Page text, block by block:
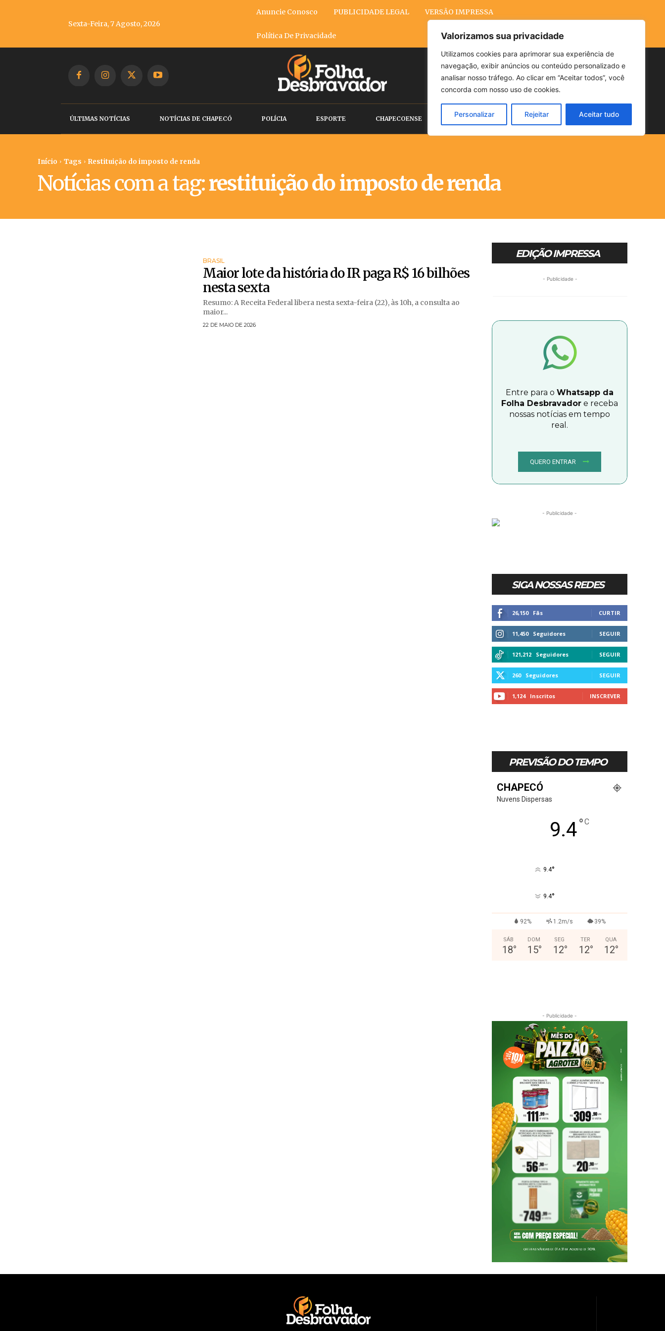
Valorizamos sua privacidade
Utilizamos cookies para aprimorar sua experiência de
navegação, exibir anúncios ou conteúdo personalizado e
analisar nosso tráfego. Ao clicar em “Aceitar todos”, você
concorda com nosso uso de cookies.
Personalizar Rejeitar Aceitar tudo
Sexta-Feira, 7 Agosto, 2026
Anuncie Conosco PUBLICIDADE LEGAL VERSÃO IMPRESSA
Política De Privacidade
Buscar
ÚLTIMAS NOTÍCIAS NOTÍCIAS DE CHAPECÓ POLÍCIA ESPORTE CHAPECOENSE POLÍTICA CLIMA ECONOMIA
Início Tags Restituição do imposto de renda
Notícias com a tag:restituição do imposto de renda
BRASIL
Maior lote da história do IR paga R$ 16 bilhões
nesta sexta
Resumo: A Receita Federal libera nesta sexta-feira (22), às 10h, a consulta ao
maior...
22 DE MAIO DE 2026
EDIÇÃO IMPRESSA
- Publicidade -
Entre para o Whatsapp da
Folha Desbravador e receba
nossas notícias em tempo
real.
QUERO ENTRAR
- Publicidade -
SIGA NOSSAS REDES
26,150 Fãs CURTIR
11,450 Seguidores SEGUIR
121,212 Seguidores SEGUIR
260 Seguidores SEGUIR
1,124 Inscritos INSCREVER
PREVISÃO DO TEMPO
CHAPECÓ
Nuvens Dispersas
9.4°C
9.4°
9.4°
92% 1.2m/s 39%
SÁB
18°
DOM
15°
SEG
12°
TER
12°
QUA
12°
- Publicidade -